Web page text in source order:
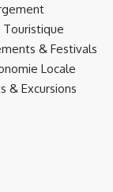
Touristique
& Festivals
Locale
& Excursions